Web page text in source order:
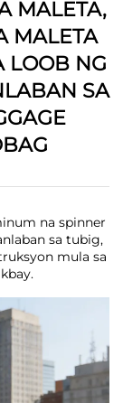
MALETA,
MALETA
LOOB NG
SA
na spinner
sa tubig,
mula sa